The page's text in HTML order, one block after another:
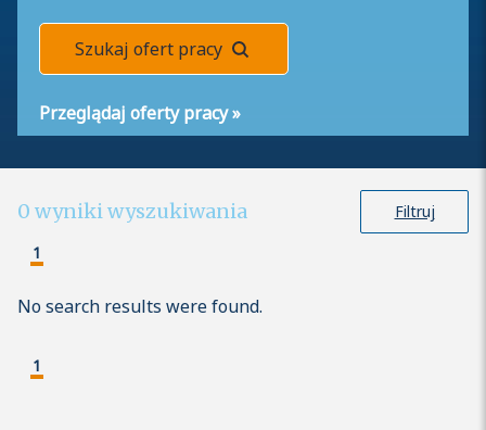
Szukaj ofert pracy
Przeglądaj oferty pracy»
0 wyniki wyszukiwania
Filtruj
1
No search results were found.
1